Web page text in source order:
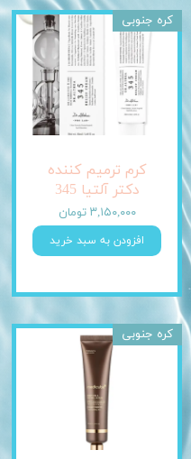
کرم ترمیم کننده
دکتر آلتیا 345
۳,۱۵۰,۰۰۰ تومان
افزودن به سبد خرید
کره جنوبی
کره جنوبی